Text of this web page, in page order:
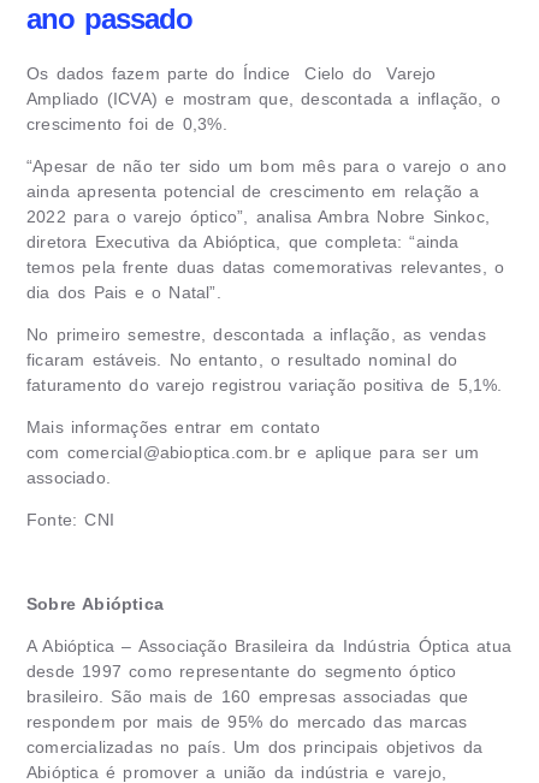
ano passado
Os dados fazem parte do Índice Cielo do Varejo
Ampliado (ICVA) e mostram que, descontada a inflação, o
crescimento foi de 0,3%.
“Apesar de não ter sido um bom mês para o varejo o ano
ainda apresenta potencial de crescimento em relação a
2022 para o varejo óptico”, analisa Ambra Nobre Sinkoc,
diretora Executiva da Abióptica, que completa: “ainda
temos pela frente duas datas comemorativas relevantes, o
dia dos Pais e o Natal”.
No primeiro semestre, descontada a inflação, as vendas
ficaram estáveis. No entanto, o resultado nominal do
faturamento do varejo registrou variação positiva de 5,1%.
Mais informações entrar em contato
com comercial@abioptica.com.br e aplique para ser um
associado.
Fonte: CNI
Sobre Abióptica
A Abióptica – Associação Brasileira da Indústria Óptica atua
desde 1997 como representante do segmento óptico
brasileiro. São mais de 160 empresas associadas que
respondem por mais de 95% do mercado das marcas
comercializadas no país. Um dos principais objetivos da
Abióptica é promover a união da indústria e varejo,